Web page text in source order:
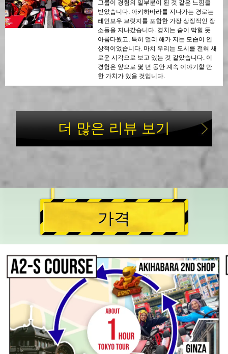
그룹이 경험의 일부분이 된 것 같은 느낌을
받았습니다. 아키하바라를 지나가는 경로는
레인보우 브릿지를 포함한 가장 상징적인 장
소들을 지나갔습니다. 경치는 숨이 막힐 듯
아름다웠고, 특히 멀리 해가 지는 모습이 인
상적이었습니다. 마치 우리는 도시를 전혀 새
로운 시각으로 보고 있는 것 같았습니다. 이
경험은 앞으로 몇 년 동안 계속 이야기할 만
한 가치가 있을 것입니다.
더 많은 리뷰 보기
가격